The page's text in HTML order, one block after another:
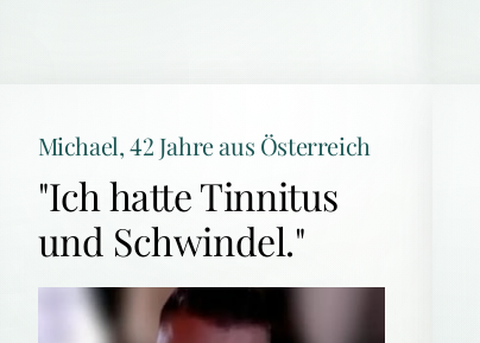
Michael, 42 Jahre aus Österreich
"Ich hatte Tinnitus
und Schwindel."